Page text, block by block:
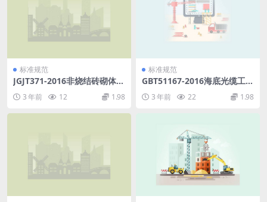
标准规范
JGJT371-2016非烧结砖砌体现
3 年前 12 1.98
标准规范
GBT51167-2016海底光缆工程
3 年前 22 1.98